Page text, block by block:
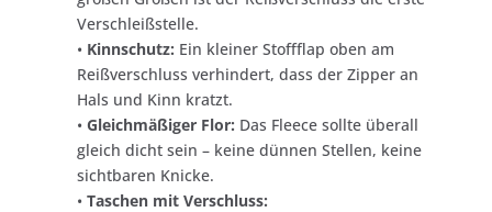
Verschleißstelle.
• Kinnschutz: Ein kleiner Stoffflap oben am
Reißverschluss verhindert, dass der Zipper an
Hals und Kinn kratzt.
•Gleichmäßiger Flor: Das Fleece sollte überall
gleich dicht sein – keine dünnen Stellen, keine
sichtbaren Knicke.
•Taschen mit Verschluss: